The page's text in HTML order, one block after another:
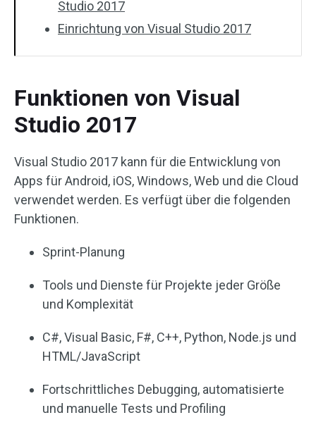
Studio 2017
Einrichtung von Visual Studio 2017
Funktionen von Visual
Studio 2017
Visual Studio 2017 kann für die Entwicklung von
Apps für Android, iOS, Windows, Web und die Cloud
verwendet werden. Es verfügt über die folgenden
Funktionen.
Sprint-Planung
Tools und Dienste für Projekte jeder Größe
und Komplexität
C#, Visual Basic, F#, C++, Python, Node.js und
HTML/JavaScript
Fortschrittliches Debugging, automatisierte
und manuelle Tests und Profiling